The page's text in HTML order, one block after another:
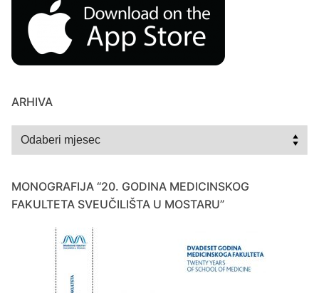
ARHIVA
Arhiva
MONOGRAFIJA “20. GODINA MEDICINSKOG
FAKULTETA SVEUČILIŠTA U MOSTARU”